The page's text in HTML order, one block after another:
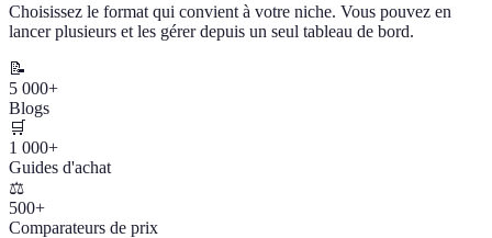
Choisissez le format qui convient à votre niche. Vous pouvez en
lancer plusieurs et les gérer depuis un seul tableau de bord.
📝
5 000+
Blogs
🛒
1 000+
Guides d'achat
⚖️
500+
Comparateurs de prix